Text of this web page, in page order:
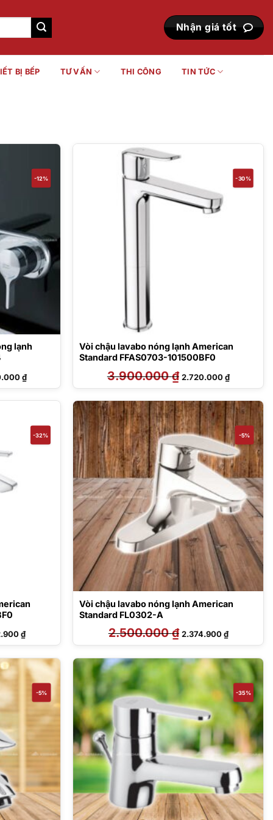
Nhận giá tốt
BỊ BẾP TƯ VẤN THI CÔNG TIN TỨC
-12%
lạnh
₫Giá
hiện
tại
4.300.000 ₫.
-30%
Vòi chậu lavabo nóng lạnh American
Standard FFAS0703-101500BF0
3.900.000₫ Giá
gốc
là:
2.720.000₫Giá
hiện
tại
2.720.000
-32%
₫Giá
hiện
tại
2.462.900 ₫.
-5%
Vòi chậu lavabo nóng lạnh American
Standard FL0302-A
2.500.000₫ Giá
gốc
là:
2.374.900₫Giá
hiện
tại
2.374.900
-5% -35%